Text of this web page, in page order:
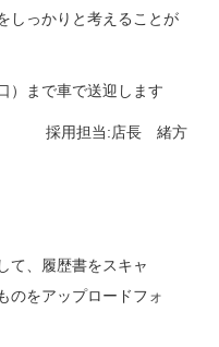
しっかりと考えることが
）まで車で送迎します
採用担当:店長 緒方
て、履歴書をスキャ
のをアップロードフォ